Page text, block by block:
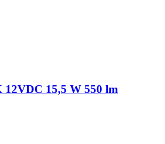
15,5 W 550 lm